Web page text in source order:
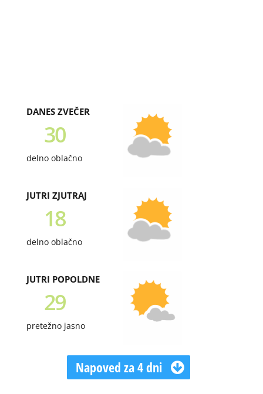
DANES ZVEČER
30
delno oblačno
JUTRI ZJUTRAJ
18
delno oblačno
JUTRI POPOLDNE
29
pretežno jasno
Napoved za 4 dni